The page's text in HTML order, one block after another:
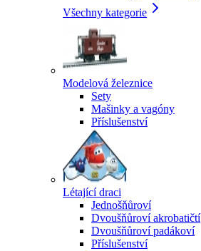
Všechny kategorie
Modelová železnice
Sety
Mašinky a vagóny
Příslušenství
Létající draci
Jednošňůroví
Dvoušňůroví akrobatičtí
Dvoušňůroví padákoví
Příslušenství